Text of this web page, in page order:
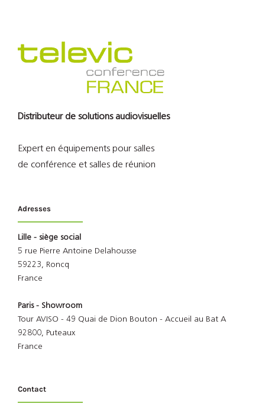
Distributeur de solutions audiovisuelles
Expert en équipements pour salles
de conférence et salles de réunion
Adresses
Lille - siège social
5 rue Pierre Antoine Delahousse
59223, Roncq
France
Paris - Showroom
Tour AVISO - 49 Quai de Dion Bouton - Accueil au Bat A
92800, Puteaux
France
Contact